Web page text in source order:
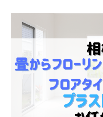
にお問い合わせください。